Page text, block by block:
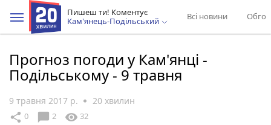
Пишеш ти! Коментує
Кам'янець-Подільський
Всі новини
Прогноз погоди у Кам'янці -
Подільському - 9 травня
9 травня 2017 р. 20 хвилин
share 0 chat_bubble 2 visibility 32